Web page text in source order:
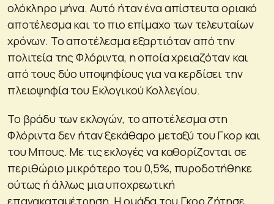
ολόκληρο μήνα. Αυτό ήταν ένα απίστευτα οριακό
αποτέλεσμα και το πιο επίμαχο των τελευταίων
χρόνων. Το αποτέλεσμα εξαρτιόταν από την
πολιτεία της Φλόριντα, η οποία χρειαζόταν και
από τους δύο υποψηφίους για να κερδίσει την
πλειοψηφία του Εκλογικού Κολλεγίου.
Το βράδυ των εκλογών, το αποτέλεσμα στη
Φλόριντα δεν ήταν ξεκάθαρο μεταξύ του Γκορ και
του Μπους. Με τις εκλογές να καθορίζονται σε
περιθώριο μικρότερο του 0,5%, πυροδοτήθηκε
ούτως ή άλλως μια υποχρεωτική